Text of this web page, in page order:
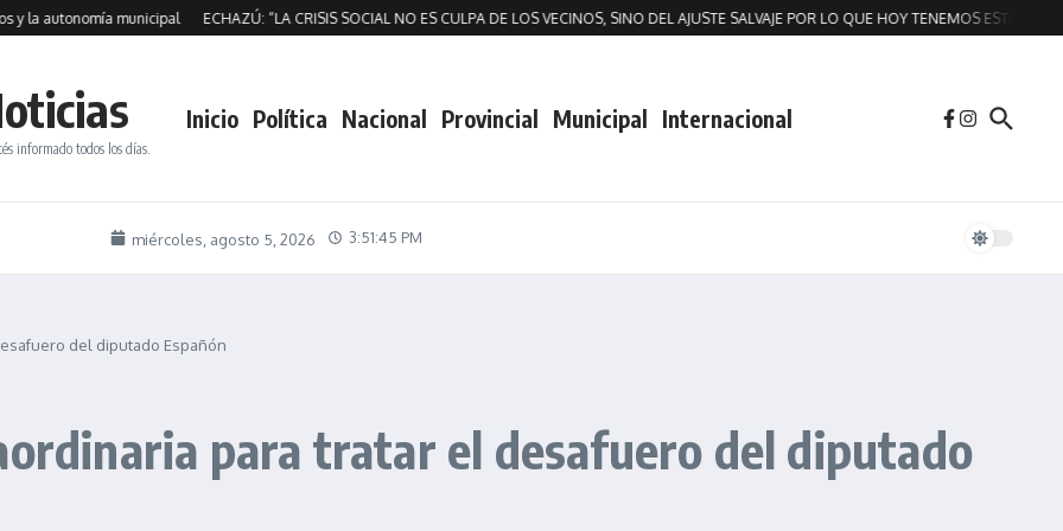
autonomía municipal ECHAZÚ: “LA CRISIS SOCIAL NO ES CULPA DE LOS VECINOS, SINO DEL AJUSTE SALVAJE POR LO QUE HOY TENEMOS ESTA
informado todos los días.
Inicio Política Nacional Provincial Municipal Internacional
miércoles, agosto 5, 2026 3:51:45 PM
del diputado Españón
para tratar el desafuero del diputado